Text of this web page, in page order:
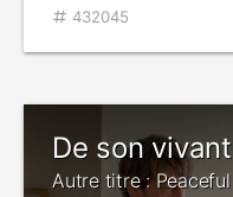
432045
De son vivant
Autre titre : Peaceful